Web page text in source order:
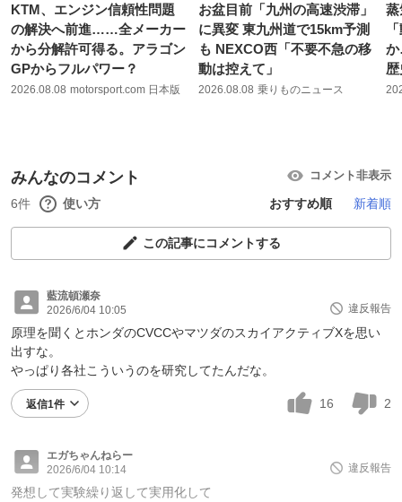
KTM、エンジン信頼性問題
の解決へ前進……全メーカー
から分解許可得る。アラゴン
GPからフルパワー？
2026.08.08 motorsport.com 日本版
お盆目前「九州の高速渋滞」
に異変 東九州道で15km予測
も NEXCO西「不要不急の移
動は控えて」
2026.08.08 乗りものニュース
蒸
みんなのコメント コメント非表示
6件 使い方 おすすめ順 新着順
この記事にコメントする
藍流頓瀬奈
2026/6/04 10:05
違反報告
原理を聞くとホンダのCVCCやマツダのスカイアクティブXを思い
出すな。
やっぱり各社こういうのを研究してたんだな。
返信1件 16 2
エガちゃんねらー
2026/6/04 10:14
違反報告
発想して実験繰り返して実用化して